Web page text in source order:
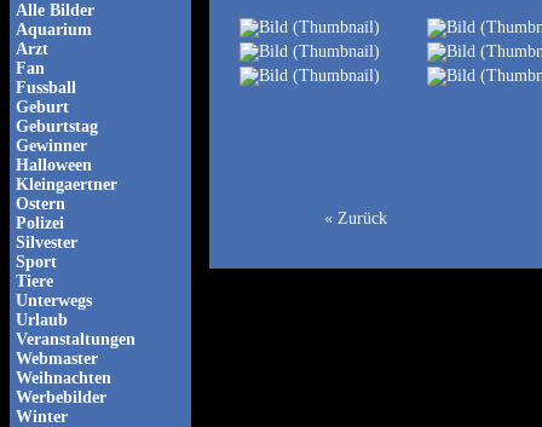
Alle Bilder
Aquarium
Arzt
Fan
Fussball
Geburt
Geburtstag
Gewinner
Halloween
Kleingaertner
Ostern
Polizei
Silvester
Sport
Tiere
Unterwegs
Urlaub
Veranstaltungen
Webmaster
Weihnachten
Werbebilder
Winter
« Zurück